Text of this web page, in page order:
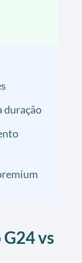
duração
vs